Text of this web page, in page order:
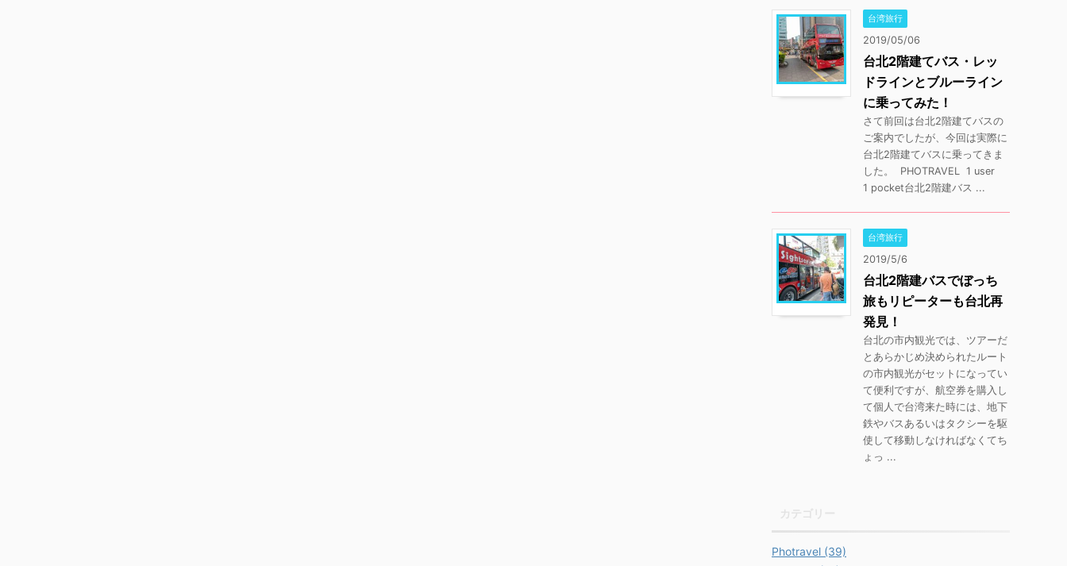
台湾旅行
2019/05/06
台北2階建てバス・レッ
ドラインとブルーライン
に乗ってみた！
さて前回は台北2階建てバスの
ご案内でしたが、今回は実際に
台北2階建てバスに乗ってきま
した。 PHOTRAVEL 1 user
1 pocket台北2階建バス ...
台湾旅行
2019/5/6
台北2階建バスでぼっち
旅もリピーターも台北再
発見！
台北の市内観光では、ツアーだ
とあらかじめ決められたルート
の市内観光がセットになってい
て便利ですが、航空券を購入し
て個人で台湾来た時には、地下
鉄やバスあるいはタクシーを駆
使して移動しなければなくてち
ょっ ...
Photravel (39)